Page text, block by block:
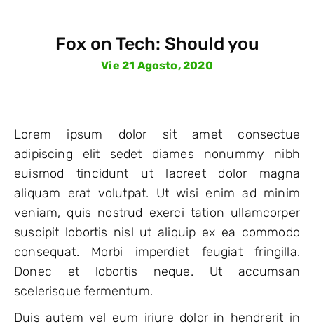
Fox on Tech: Should you
Vie 21 Agosto, 2020
Lorem ipsum dolor sit amet consectue
adipiscing elit sedet diames nonummy nibh
euismod tincidunt ut laoreet dolor magna
aliquam erat volutpat. Ut wisi enim ad minim
veniam, quis nostrud exerci tation ullamcorper
suscipit lobortis nisl ut aliquip ex ea commodo
consequat. Morbi imperdiet feugiat fringilla.
Donec et lobortis neque. Ut accumsan
scelerisque fermentum.
Duis autem vel eum iriure dolor in hendrerit in